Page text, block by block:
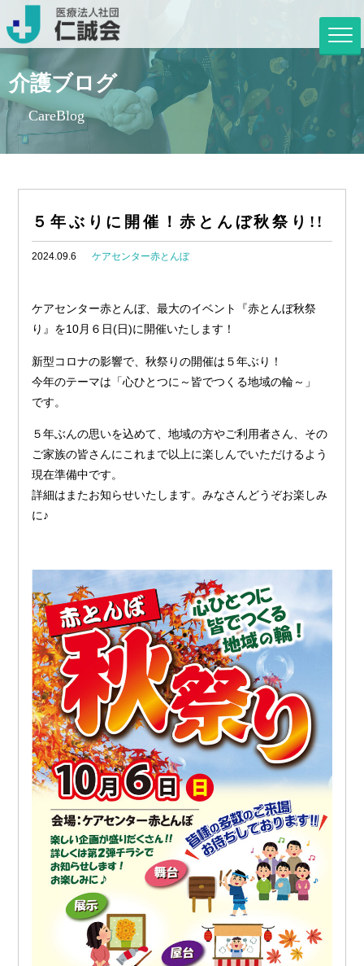
介護ブログ
CareBlog
５年ぶりに開催！赤とんぼ秋祭り!!
2024.09.6 ケアセンター赤とんぼ
ケアセンター赤とんぼ、最大のイベント『赤とんぼ秋祭
り』を10月６日(日)に開催いたします！
新型コロナの影響で、秋祭りの開催は５年ぶり！
今年のテーマは「心ひとつに～皆でつくる地域の輪～」
です。
５年ぶんの思いを込めて、地域の方やご利用者さん、その
ご家族の皆さんにこれまで以上に楽しんでいただけるよう
現在準備中です。
詳細はまたお知らせいたします。みなさんどうぞお楽しみ
に♪